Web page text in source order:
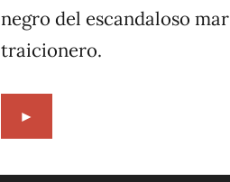
negro del escandaloso mar
traicionero.
►